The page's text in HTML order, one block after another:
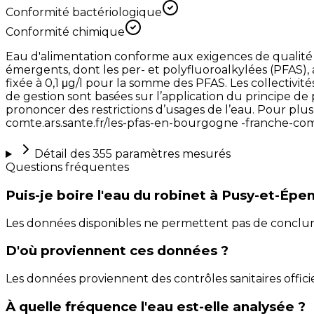
Conformité bactériologique
Conformité chimique
Eau d'alimentation conforme aux exigences de
émergents, dont les per- et polyfluoroalkylées (PFAS),
fixée à 0,1 μg/l pour la somme des PFAS. Les
de gestion sont basées sur l’application du principe
prononcer des restrictions d’usages de l’eau. Pour
comte.ars.sante.fr/les-pfas-en-bourgogne -franche-
Détail des 355 paramètres mesurés
Questions fréquentes
Puis-je boire l'eau du robinet à Pusy-et-
Les données disponibles ne permettent pas de
D'où proviennent ces données ?
Les données proviennent des contrôles sanitaires
À quelle fréquence l'eau est-elle analysée ?